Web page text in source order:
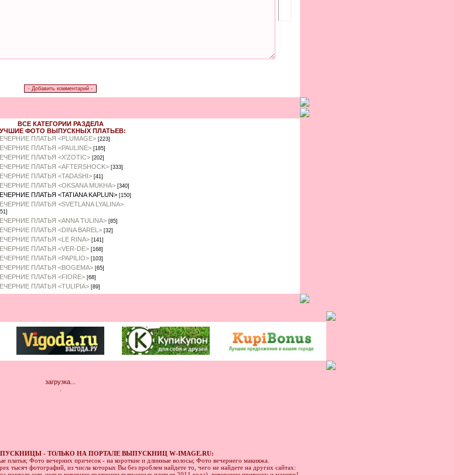
ВСЕ КАТЕГОРИИ РАЗДЕЛА
ФОТО ВЫПУСКНЫХ ПЛАТЬЕВ:
ПЛАТЬЯ <PLUMAGE> [223]
ПЛАТЬЯ <PAULINE> [185]
ПЛАТЬЯ <X'ZOTIC> [202]
ПЛАТЬЯ <AFTERSHOCK> [333]
ПЛАТЬЯ <TADASHI> [41]
ПЛАТЬЯ <OKSANA MUKHA> [340]
ПЛАТЬЯ <TATIANA KAPLUN> [150]
ПЛАТЬЯ <SVETLANA LYALINA>
ПЛАТЬЯ <ANNA TULINA> [85]
ПЛАТЬЯ <DINA BAREL> [32]
ПЛАТЬЯ <LE RINA> [141]
ПЛАТЬЯ <VER-DE> [168]
ПЛАТЬЯ <PAPILIO> [103]
ПЛАТЬЯ <BOGEMA> [65]
ПЛАТЬЯ <FIORE> [68]
ПЛАТЬЯ <TULIPIA> [89]
загрузка...
- ТОЛЬКО НА ПОРТАЛЕ ВЫПУСКНИЦ W-IMAGE.RU:
платья; Фото вечерних причесок - на короткие и длинные волосы; Фото вечернего макияжа.
тысяч фотографий, из числа которых Вы без проблем найдете то, чего не найдете на других сайтах: